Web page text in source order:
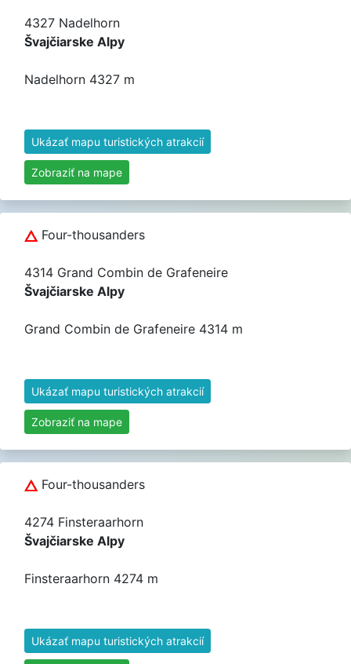
4327 Nadelhorn
Švajčiarske Alpy
Nadelhorn 4327 m
Ukázať mapu turistických atrakcií
Zobraziť na mape
Four-thousanders
4314 Grand Combin de Grafeneire
Švajčiarske Alpy
Grand Combin de Grafeneire 4314 m
Ukázať mapu turistických atrakcií
Zobraziť na mape
Four-thousanders
4274 Finsteraarhorn
Švajčiarske Alpy
Finsteraarhorn 4274 m
Ukázať mapu turistických atrakcií